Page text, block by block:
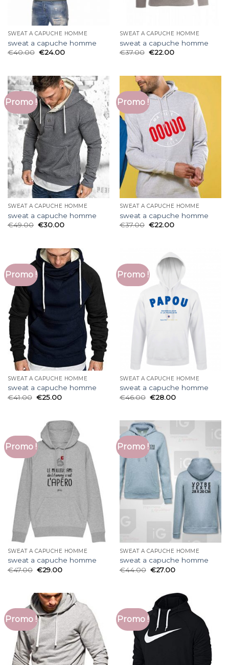
SWEAT A CAPUCHE HOMME
sweat a capuche homme
€40.00 €24.00
SWEAT A CAPUCHE HOMME
sweat a capuche homme
€37.00 €22.00
Promo !
SWEAT A CAPUCHE HOMME
sweat a capuche homme
€49.00 €30.00
Promo !
SWEAT A CAPUCHE HOMME
sweat a capuche homme
€37.00 €22.00
Promo !
SWEAT A CAPUCHE HOMME
sweat a capuche homme
€41.00 €25.00
Promo !
SWEAT A CAPUCHE HOMME
sweat a capuche homme
€46.00 €28.00
Promo !
SWEAT A CAPUCHE HOMME
sweat a capuche homme
€47.00 €29.00
Promo !
SWEAT A CAPUCHE HOMME
sweat a capuche homme
€44.00 €27.00
Promo ! Promo !